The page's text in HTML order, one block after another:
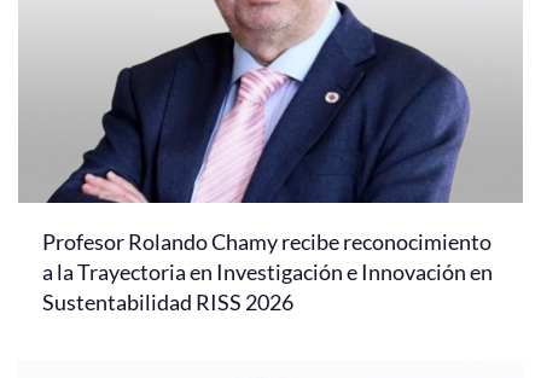
Profesor Rolando Chamy recibe reconocimiento
a la Trayectoria en Investigación e Innovación en
Sustentabilidad RISS 2026